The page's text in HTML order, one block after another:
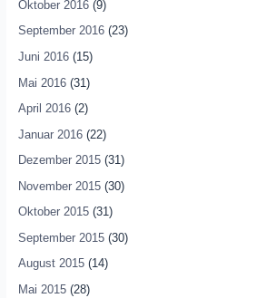
Oktober 2016(9)
September 2016(23)
Juni 2016(15)
Mai 2016(31)
April 2016(2)
Januar 2016(22)
Dezember 2015(31)
November 2015(30)
Oktober 2015(31)
September 2015(30)
August 2015(14)
Mai 2015(28)